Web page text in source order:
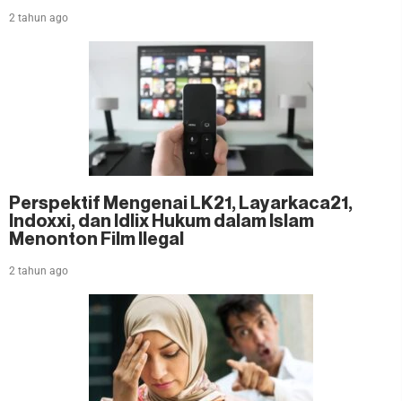
2 tahun ago
Perspektif Mengenai LK21, Layarkaca21,
Indoxxi, dan Idlix Hukum dalam Islam
Menonton Film Ilegal
2 tahun ago